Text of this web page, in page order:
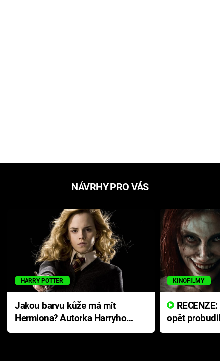
NÁVRHY PRO VÁS
HARRY POTTER
Jakou barvu kůže má mít
Hermiona? Autorka Harryho
Pottera přišla s ráznou
KINOFILMY
opět
přichází s